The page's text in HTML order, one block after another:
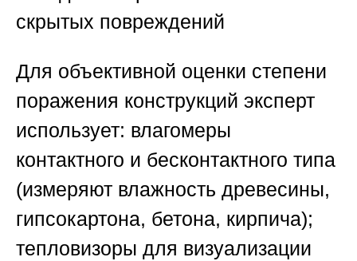
скрытых повреждений
Для объективной оценки степени
поражения конструкций эксперт
использует: влагомеры
контактного и бесконтактного типа
(измеряют влажность древесины,
гипсокартона, бетона, кирпича);
тепловизоры для визуализации